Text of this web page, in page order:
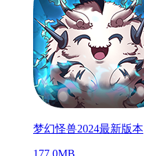
梦幻怪兽2024最新版本
177.0MB